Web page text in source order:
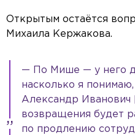
Открытым остаётся
Михаила Кержакова.
— По Мише — у него
насколько я
Александр
возвращения будет
по продлению